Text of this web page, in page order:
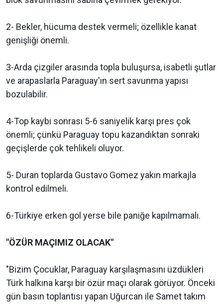
2- Bekler, hücuma destek vermeli; özellikle kanat
genişliği önemli.
3-Arda çizgiler arasında topla buluşursa, isabetli şutlar
ve arapaslarla Paraguay'ın sert savunma yapısı
bozulabilir.
4-Top kaybı sonrası 5-6 saniyelik karşı pres çok
önemli; çünkü Paraguay topu kazandıktan sonraki
geçişlerde çok tehlikeli oluyor.
5- Duran toplarda Gustavo Gomez yakın markajla
kontrol edilmeli.
6-Türkiye erken gol yerse bile paniğe kapılmamalı.
"ÖZÜR MAÇIMIZ OLACAK"
"Bizim Çocuklar, Paraguay karşılaşmasını üzdükleri
Türk halkına karşı bir özür maçı olarak görüyor. Önceki
gün basın toplantısı yapan Uğurcan ile Samet takım